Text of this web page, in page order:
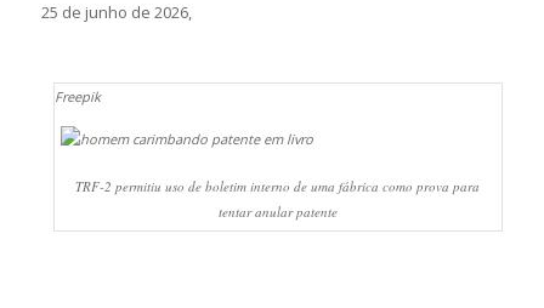
25 de junho de 2026,
Freepik
TRF-2 permitiu uso de boletim interno de uma fábrica como prova para
tentar anular patente